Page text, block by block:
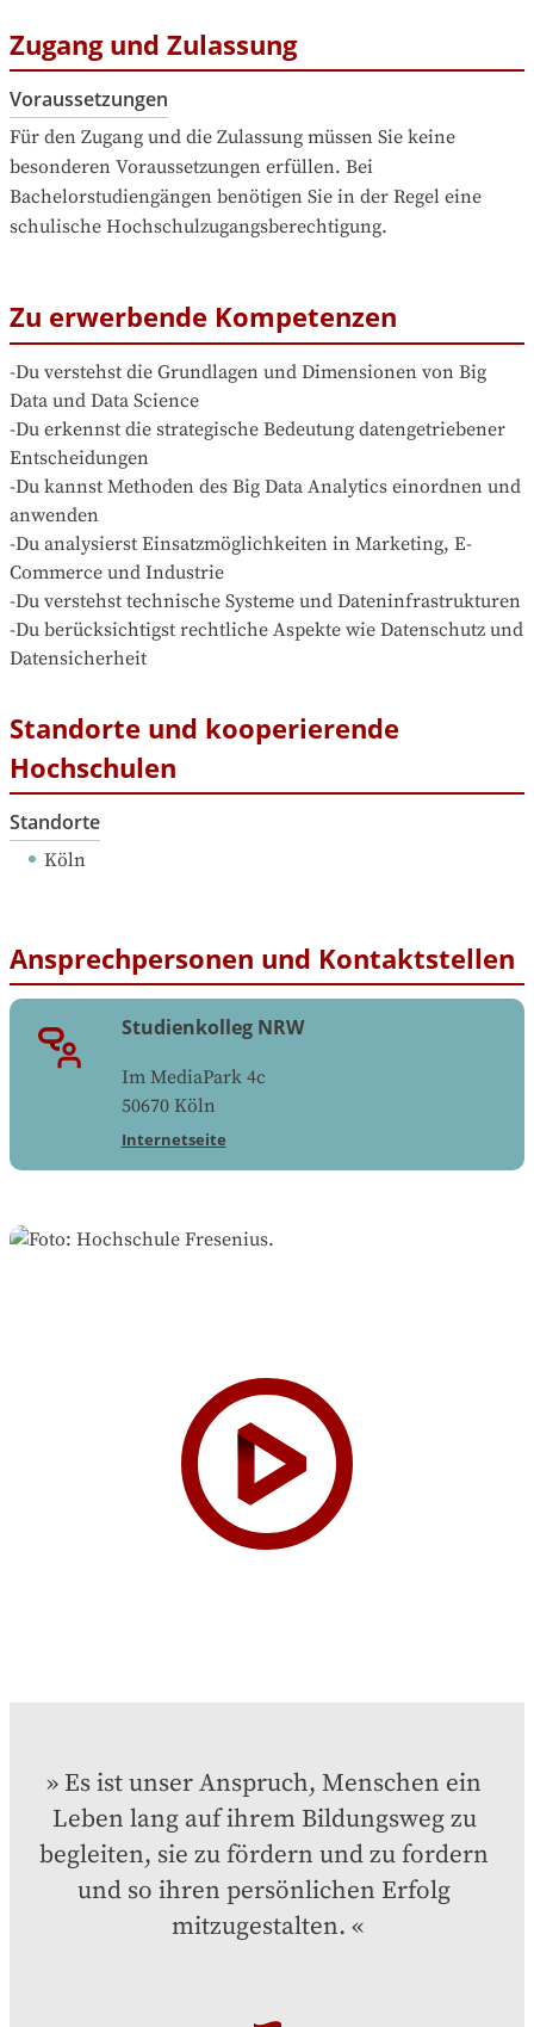
Zugang und Zulassung
Voraussetzungen
Für den Zugang und die Zulassung müssen Sie keine
besonderen Voraussetzungen erfüllen. Bei
Bachelorstudiengängen benötigen Sie in der Regel eine
schulische Hochschulzugangsberechtigung.
Zu erwerbende Kompetenzen
-Du verstehst die Grundlagen und Dimensionen von Big
Data und Data Science
-Du erkennst die strategische Bedeutung datengetriebener
Entscheidungen
-Du kannst Methoden des Big Data Analytics einordnen und
anwenden
-Du analysierst Einsatzmöglichkeiten in Marketing, E-
Commerce und Industrie
-Du verstehst technische Systeme und Dateninfrastrukturen
-Du berücksichtigst rechtliche Aspekte wie Datenschutz und
Datensicherheit
Standorte und kooperierende
Hochschulen
Standorte
Köln
Ansprechpersonen und Kontaktstellen
Studienkolleg NRW
Im MediaPark 4c
50670 Köln
Internetseite
Es ist unser Anspruch, Menschen ein
Leben lang auf ihrem Bildungsweg zu
begleiten, sie zu fördern und zu fordern
und so ihren persönlichen Erfolg
mitzugestalten.